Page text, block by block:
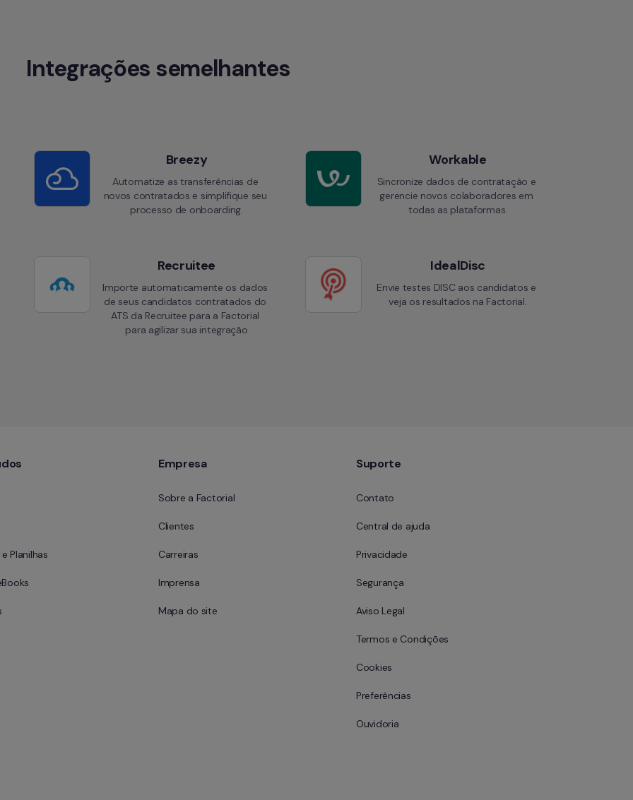
Integrações semelhantes
Breezy
Automatize as transferências de
novos contratados e simplifique seu
processo de onboarding.
Workable
Sincronize dados de contratação e
gerencie novos colaboradores em
todas as plataformas.
Recruitee
Importe automaticamente os dados
de seus candidatos contratados do
ATS da Recruitee para a Factorial
para agilizar sua integração
IdealDisc
Envie testes DISC aos candidatos e
veja os resultados na Factorial.
Planilhas
Empresa
Sobre a Factorial
Clientes
Carreiras
Imprensa
Mapa do site
Suporte
Contato
Central de ajuda
Privacidade
Segurança
Aviso Legal
Termos e Condições
Cookies
Preferências
Ouvidoria